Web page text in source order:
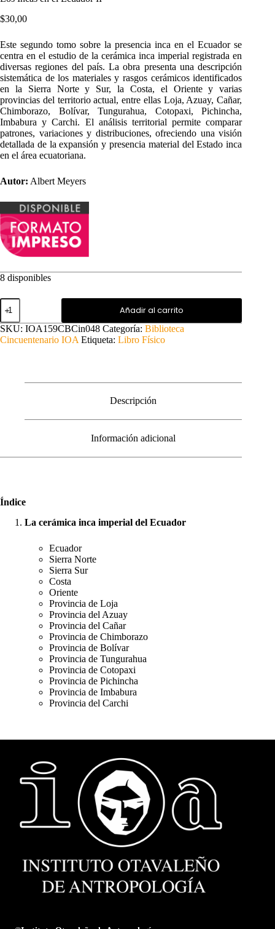
$30,00
Este segundo tomo sobre la presencia inca en el Ecuador se
centra en el estudio de la cerámica inca imperial registrada en
diversas regiones del país. La obra presenta una descripción
sistemática de los materiales y rasgos cerámicos identificados
en la Sierra Norte y Sur, la Costa, el Oriente y varias
provincias del territorio actual, entre ellas Loja, Azuay, Cañar,
Chimborazo, Bolívar, Tungurahua, Cotopaxi, Pichincha,
Imbabura y Carchi. El análisis territorial permite comparar
patrones, variaciones y distribuciones, ofreciendo una visión
detallada de la expansión y presencia material del Estado inca
en el área ecuatoriana.
Autor: Albert Meyers
8 disponibles
Los
Incas
en
el
Ecuador
Añadir al carrito
SKU: IOA159CBCin048 Categoría: Biblioteca
Cincuentenario IOA Etiqueta: Libro Físico
Descripción
Información adicional
Índice
La cerámica inca imperial del Ecuador
Ecuador
Sierra Norte
Sierra Sur
Costa
Oriente
Provincia de Loja
Provincia del Azuay
Provincia del Cañar
Provincia de Chimborazo
Provincia de Bolívar
Provincia de Tungurahua
Provincia de Cotopaxi
Provincia de Pichincha
Provincia de Imbabura
Provincia del Carchi